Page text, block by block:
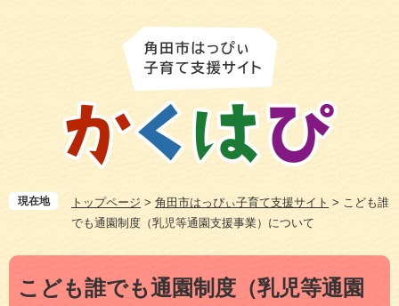
現在地 トップページ > 角田市はっぴぃ子育て支援サイト > こども誰
でも通園制度（乳児等通園支援事業）について
本
文こども誰でも通園制度（乳児等通園